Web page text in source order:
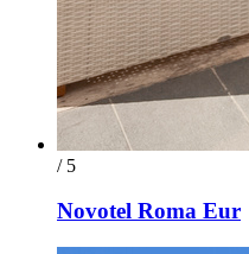
/ 5
Novotel Roma Eur